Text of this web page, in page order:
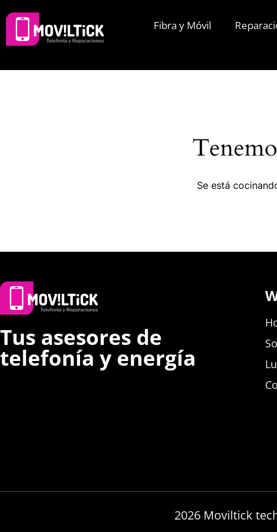
Fibra y Móvil
Se está
Tus asesores de
telefonía y energía
2026 Moviltick